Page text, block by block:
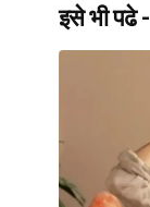
इसे भी पढे